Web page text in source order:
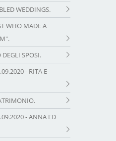
WEDDINGS.
WHO MADE A
SPOSI.
- RITA E
- ANNA ED